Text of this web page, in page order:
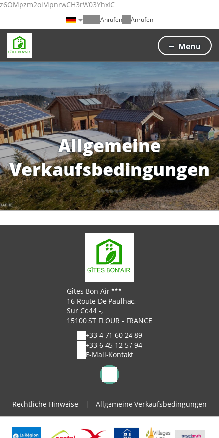
z6OMpzm2oiMpnrwCH3rW03YhxIC
Anrufen Anrufen
Menü
Allgemeine
Verkaufsbedingungen
Gîtes Bon Air
16 Route De Paulhac,
Sur Cd44 -,
15100 ST FLOUR - FRANCE
+33 4 71 60 24 89
+33 6 45 12 57 94
E-Mail-Kontakt
Rechtliche Hinweise | Allgemeine Verkaufsbedingungen